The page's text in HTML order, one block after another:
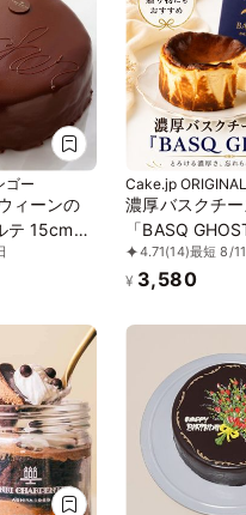
ゴー
ィーンの
テ 15cm
Cake.jp ORIGINAL
濃厚バスクチ
「BASQ
（12㎝）｜香ば
ける幻のくちど
4.71(14)最短 8/11
¥ 3,580